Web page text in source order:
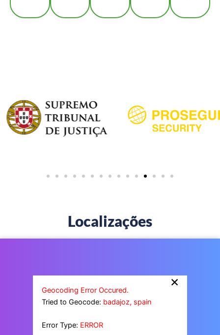
Localizações
×
Geocoding Error Occured.
Tried to Geocode: badajoz, spain
Error Type: ERROR